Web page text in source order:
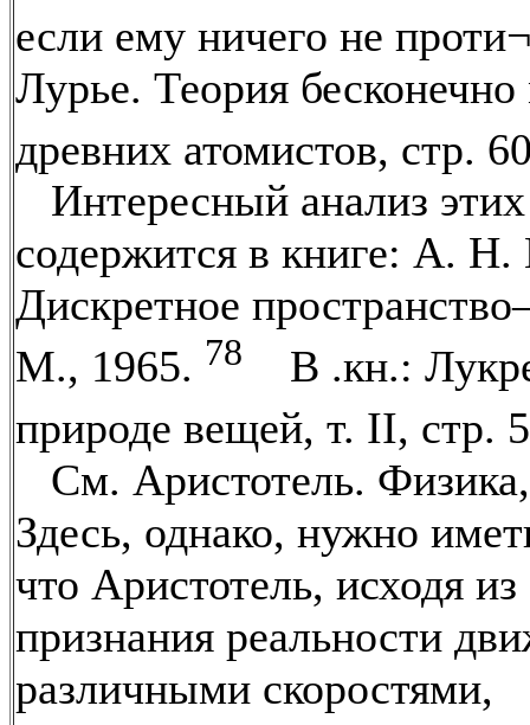
если ему ничего не
Лурье. Теория
древних атомистов, стр.
Интересный анализ этих
содержится в книге: А. Н.
Дискретное
М., 1965. 78
В .кн.:
природе вещей, т. II, стр.
См. Аристотель.
Здесь, однако, нужно
что Аристотель, исходя из
признания реальности
различными скоростями,